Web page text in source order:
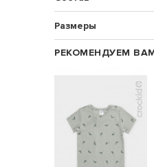
Размеры
РЕКОМЕНДУЕМ